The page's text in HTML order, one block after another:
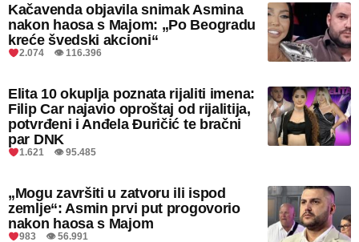
Kačavenda objavila snimak Asmina
nakon haosa s Majom: „Po Beogradu
kreće švedski akcioni“
2.074 👁 116.396
Elita 10 okuplja poznata rijaliti imena:
Filip Car najavio oproštaj od rijalitija,
potvrđeni i Anđela Đuričić te bračni
par DNK
1.621 👁 95.485
„Mogu završiti u zatvoru ili ispod
zemlje“: Asmin prvi put progovorio
nakon haosa s Majom
983 👁 56.991